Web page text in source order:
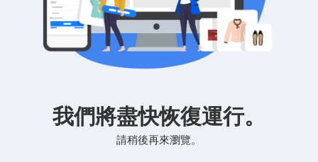
我們將盡快恢復運行。
請稍後再來瀏覽。